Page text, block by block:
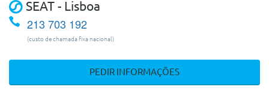
SEAT - Lisboa
213 703 192
(custo de chamada fixa nacional)
PEDIR INFORMAÇÕES